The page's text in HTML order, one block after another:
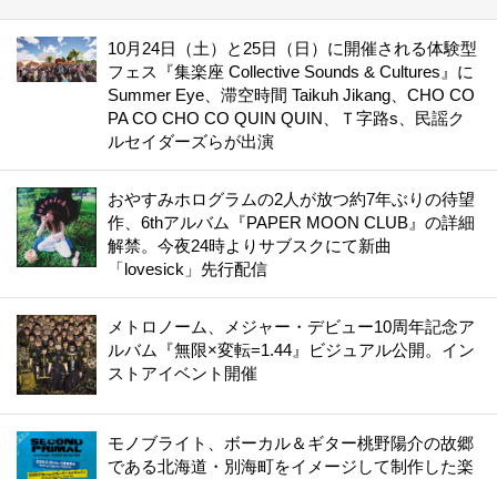
10月24日（土）と25日（日）に開催される体験型
フェス『集楽座 Collective Sounds & Cultures』に
Summer Eye、滞空時間 Taikuh Jikang、CHO CO
PA CO CHO CO QUIN QUIN、Ｔ字路s、民謡ク
ルセイダーズらが出演
おやすみホログラムの2人が放つ約7年ぶりの待望
作、6thアルバム『PAPER MOON CLUB』の詳細
解禁。今夜24時よりサブスクにて新曲
「lovesick」先行配信
メトロノーム、メジャー・デビュー10周年記念ア
ルバム『無限×変転=1.44』ビジュアル公開。イン
ストアイベント開催
モノブライト、ボーカル＆ギター桃野陽介の故郷
である北海道・別海町をイメージして制作した楽